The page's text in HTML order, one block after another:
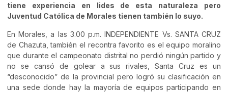
tiene experiencia en lides de esta naturaleza pero
Juventud Católica de Morales tienen también lo suyo.
En Morales, a las 3.00 p.m. INDEPENDIENTE Vs. SANTA CRUZ
de Chazuta, también el recontra favorito es el equipo moralino
que durante el campeonato distrital no perdió ningún partido y
no se cansó de golear a sus rivales, Santa Cruz es un
“desconocido” de la provincial pero logró su clasificación en
una sede donde hay la mayoría de equipos participando en